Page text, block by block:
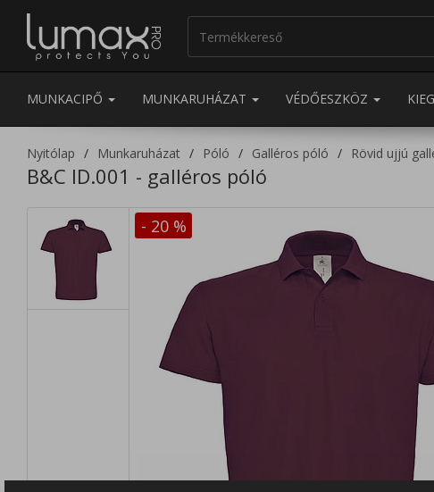
MUNKACIPŐ MUNKARUHÁZAT VÉDŐESZKÖZ
Nyitólap Munkaruházat Póló Galléros póló Rövid ujjú
B&C ID.001 - galléros póló
- 20 %